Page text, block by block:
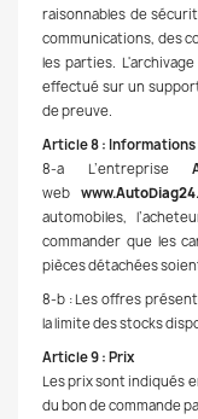
raisonnables de
communications, des
les parties.
effectué sur un
de preuve.
Article 8 :
8-a L’entreprise
webwww.AutoDiag24
automobiles,
commander que les
pièces détachées
8-b : Les offres
la limite des stocks
Article 9 : Prix
Les prix sont indiqués
du bon de commande